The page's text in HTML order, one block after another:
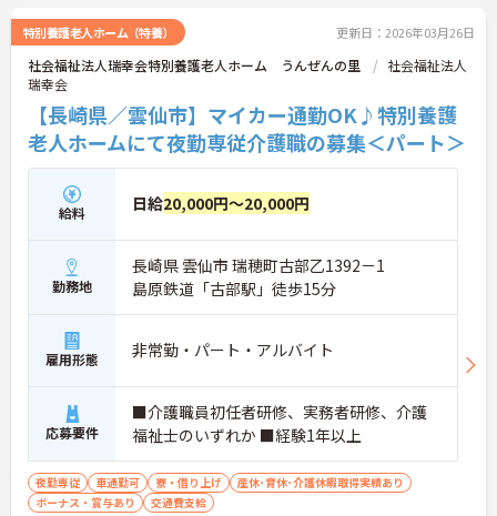
特別養護老人ホーム（特養） 更新日：2026年03月26日
社会福祉法人瑞幸会特別養護老人ホーム うんぜんの里
社会福祉法人
瑞幸会
【長崎県／雲仙市】マイカー通勤OK♪特別養護
老人ホームにて夜勤専従介護職の募集＜パート＞
給料 日給20,000円～20,000円
勤務地
長崎県 雲仙市 瑞穂町古部乙1392－1
島原鉄道「古部駅」徒歩15分
雇用形態 非常勤・パート・アルバイト
応募要件
■介護職員初任者研修、実務者研修、介護
福祉士のいずれか ■経験1年以上
夜勤専従 車通勤可 寮・借り上げ
産休･育休･介護休暇取得実績あり
ボーナス・賞与あり
交通費支給